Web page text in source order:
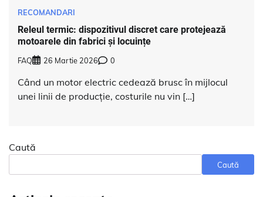
RECOMANDARI
Releul termic: dispozitivul discret care protejează
motoarele din fabrici și locuințe
FAQ 26 Martie 2026 0
Când un motor electric cedează brusc în mijlocul
unei linii de producție, costurile nu vin […]
Caută
Caută